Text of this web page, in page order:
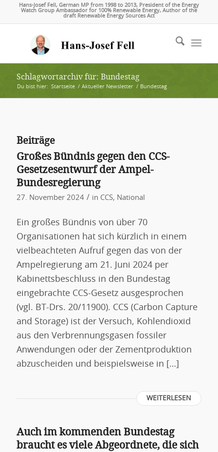
Hans-Josef Fell, German MP from 1998 to 2013, President of the Energy
Watch Group Ambassador for 100% Renewable Energy, Author of the
draft Renewable Energy Sources Act
Schlagwortarchiv für: Bundestag
Du bist hier: Startseite / Aktueller Newsletter / Bundestag
Beiträge
Großes Bündnis gegen den CCS-
Gesetzesentwurf der Ampel-
Bundesregierung
27. November 2024 / in CCS, National
Ein großes Bündnis von über 70
Organisationen hat sich kürzlich in einem
vielbeachteten Aufruf gegen das von der
Ampelregierung am 21. Juni 2024 per
Kabinettsbeschluss in den Bundestag
eingebrachte CCS-Gesetz ausgesprochen
(vgl. BT-Drs. 20/11900). CCS (Carbon Capture
and Storage) ist der Versuch, Kohlendioxid
aus den Verbrennungsgasen fossiler
Anwendungen oder der Zementproduktion
abzuscheiden und beispielsweise in […]
WEITERLESEN
Auch im kommenden Bundestag
braucht es viele Abgeordnete, die sich